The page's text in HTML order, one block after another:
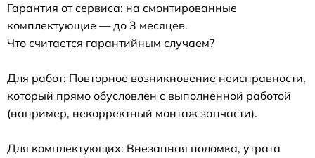
Гарантия от сервиса: на смонтированные
комплектующие — до 3 месяцев.
Что считается гарантийным случаем?
Для работ: Повторное возникновение неисправности,
который прямо обусловлен с выполненной работой
(например, некорректный монтаж запчасти).
Для комплектующих: Внезапная поломка, утрата